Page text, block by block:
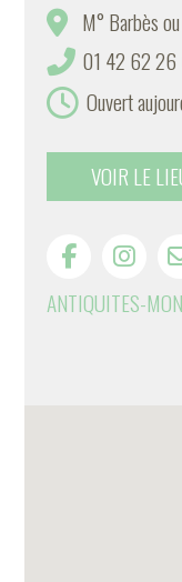
M° Barbès
01 42 62
Ouvert
VOIR LE
ANTIQUITES-